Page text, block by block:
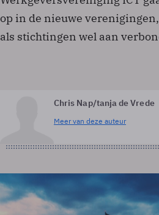
op in de nieuwe
als stichtingen wel aan
Chris Nap/tanja de Vrede
Meer van deze auteur